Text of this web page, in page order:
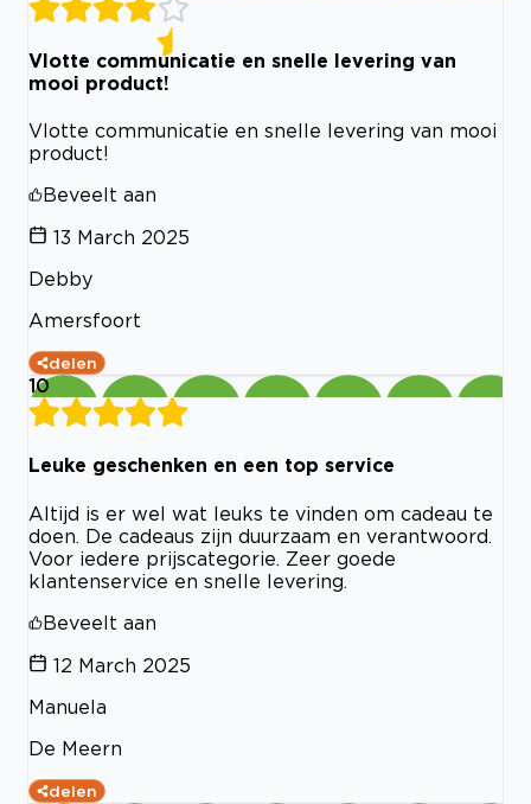
Vlotte communicatie en snelle levering van
mooi product!
Vlotte communicatie en snelle levering van mooi
product!
Beveelt aan
13 March 2025
Debby
Amersfoort
delen
10
Leuke geschenken en een top service
Altijd is er wel wat leuks te vinden om cadeau te
doen. De cadeaus zijn duurzaam en verantwoord.
Voor iedere prijscategorie. Zeer goede
klantenservice en snelle levering.
Beveelt aan
12 March 2025
Manuela
De Meern
delen